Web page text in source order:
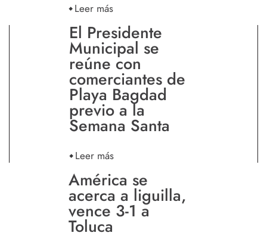
Leer más
El Presidente
Municipal se
reúne con
comerciantes de
Playa Bagdad
previo a la
Semana Santa
Leer más
América se
acerca a liguilla,
vence 3-1 a
Toluca